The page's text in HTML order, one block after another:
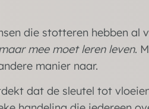
die stotteren hebben
mee moet leren leven.
manier naar.
dat de sleutel tot